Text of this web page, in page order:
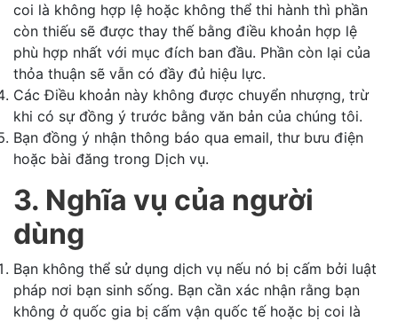
coi là không hợp lệ hoặc không thể thi hành thì phần
còn thiếu sẽ được thay thế bằng điều khoản hợp lệ
phù hợp nhất với mục đích ban đầu. Phần còn lại của
thỏa thuận sẽ vẫn có đầy đủ hiệu lực.
Các Điều khoản này không được chuyển nhượng, trừ
khi có sự đồng ý trước bằng văn bản của chúng tôi.
Bạn đồng ý nhận thông báo qua email, thư bưu điện
hoặc bài đăng trong Dịch vụ.
3. Nghĩa vụ của người
dùng
Bạn không thể sử dụng dịch vụ nếu nó bị cấm bởi luật
pháp nơi bạn sinh sống. Bạn cần xác nhận rằng bạn
không ở quốc gia bị cấm vận quốc tế hoặc bị coi là